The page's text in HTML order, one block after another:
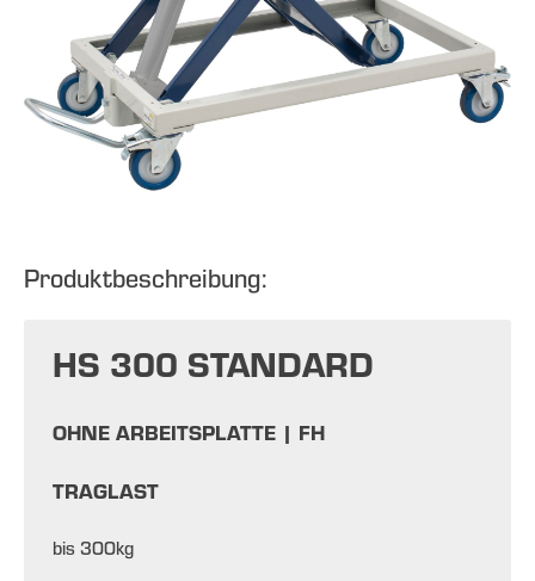
Produktbeschreibung:
HS 300 STANDARD
OHNE ARBEITSPLATTE | FH
TRAGLAST
bis 300kg